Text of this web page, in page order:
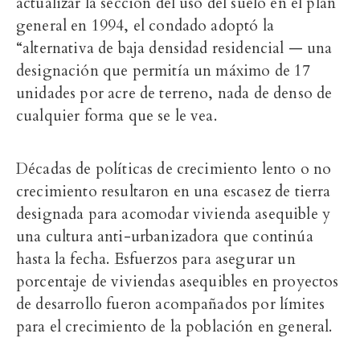
general en 1994, el condado adoptó la
“alternativa de baja densidad residencial — una
designación que permitía un máximo de 17
unidades por acre de terreno, nada de denso de
cualquier forma que se le vea.
Décadas de políticas de crecimiento lento o no
crecimiento resultaron en una escasez de tierra
designada para acomodar vivienda asequible y
una cultura anti-urbanizadora que continúa
hasta la fecha. Esfuerzos para asegurar un
porcentaje de viviendas asequibles en proyectos
de desarrollo fueron acompañados por límites
para el crecimiento de la población en general.